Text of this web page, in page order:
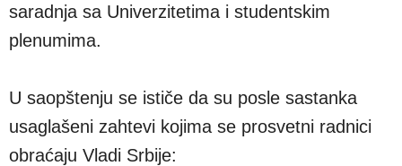
saradnja sa Univerzitetima i studentskim
plenumima.
U saopštenju se ističe da su posle sastanka
usaglašeni zahtevi kojima se prosvetni radnici
obraćaju Vladi Srbije: